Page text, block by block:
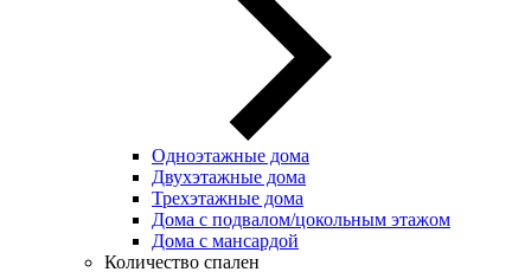
Одноэтажные дома
Двухэтажные дома
Трехэтажные дома
Дома с подвалом/цокольным этажом
Дома с мансардой
Количество спален